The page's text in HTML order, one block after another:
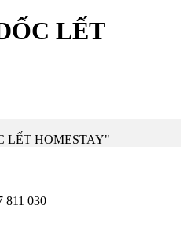
LẾT
LẾT HOMESTAY"
811 030